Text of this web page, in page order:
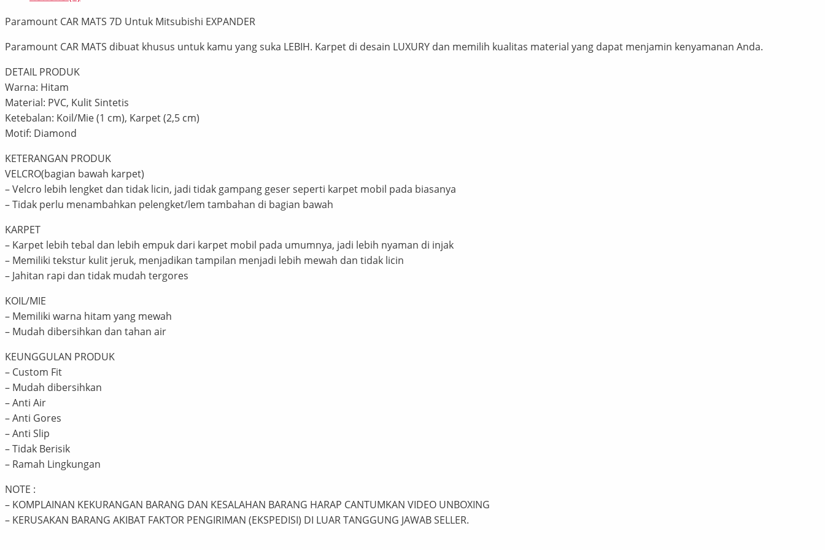
Paramount CAR MATS 7D Untuk Mitsubishi EXPANDER
Paramount CAR MATS dibuat khusus untuk kamu yang suka LEBIH. Karpet di desain LUXURY dan memilih kualitas material yang dapat menjamin kenyamanan Anda.
DETAIL PRODUK
Warna: Hitam
Material: PVC, Kulit Sintetis
Ketebalan: Koil/Mie (1 cm), Karpet (2,5 cm)
Motif: Diamond
KETERANGAN PRODUK
VELCRO(bagian bawah karpet)
– Velcro lebih lengket dan tidak licin, jadi tidak gampang geser seperti karpet mobil pada biasanya
– Tidak perlu menambahkan pelengket/lem tambahan di bagian bawah
KARPET
– Karpet lebih tebal dan lebih empuk dari karpet mobil pada umumnya, jadi lebih nyaman di injak
– Memiliki tekstur kulit jeruk, menjadikan tampilan menjadi lebih mewah dan tidak licin
– Jahitan rapi dan tidak mudah tergores
KOIL/MIE
– Memiliki warna hitam yang mewah
– Mudah dibersihkan dan tahan air
KEUNGGULAN PRODUK
– Custom Fit
– Mudah dibersihkan
– Anti Air
– Anti Gores
– Anti Slip
– Tidak Berisik
– Ramah Lingkungan
NOTE :
– KOMPLAINAN KEKURANGAN BARANG DAN KESALAHAN BARANG HARAP CANTUMKAN VIDEO UNBOXING
– KERUSAKAN BARANG AKIBAT FAKTOR PENGIRIMAN (EKSPEDISI) DI LUAR TANGGUNG JAWAB SELLER.